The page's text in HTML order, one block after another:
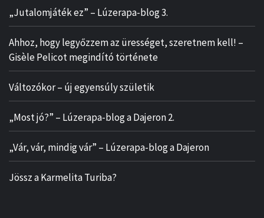
„Jutalomjáték ez” – Lúzerapa-blog 3.
Ahhoz, hogy legyőzzem az ürességet, szeretnem kell! –
Gisèle Pelicot megindító története
Változókor – új egyensúly születik
„Most jó?” – Lúzerapa-blog a Dajeron 2.
„Vár, vár, mindig vár” – Lúzerapa-blog a Dajeron
Jössz a Karmelita Turiba?